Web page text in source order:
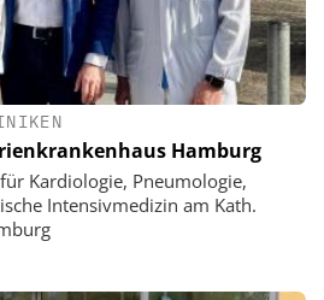
Hamburg
Kardiologie, Pneumologie,
Intensivmedizin am Kath.